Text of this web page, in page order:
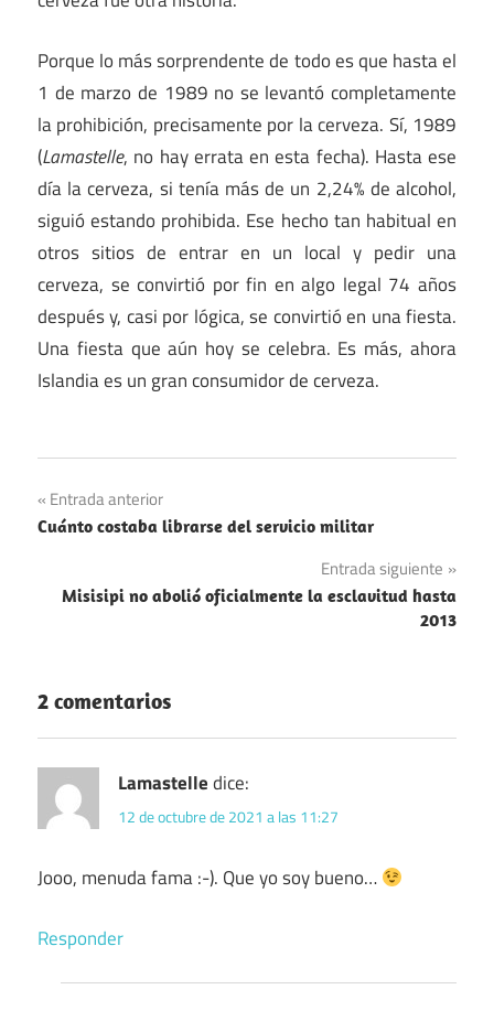
Porque lo más sorprendente de todo es que hasta el
1 de marzo de 1989 no se levantó completamente
la prohibición, precisamente por la cerveza. Sí, 1989
(Lamastelle, no hay errata en esta fecha). Hasta ese
día la cerveza, si tenía más de un 2,24% de alcohol,
siguió estando prohibida. Ese hecho tan habitual en
otros sitios de entrar en un local y pedir una
cerveza, se convirtió por fin en algo legal 74 años
después y, casi por lógica, se convirtió en una fiesta.
Una fiesta que aún hoy se celebra. Es más, ahora
Islandia es un gran consumidor de cerveza.
España
Navegación
de
entradas
Entrada anterior
Cuánto costaba librarse del servicio militar
Entrada siguiente
Misisipi no abolió oficialmente la esclavitud hasta
2013
2 comentarios
Lamastelledice:
12 de octubre de 2021 a las 11:27
Jooo, menuda fama :-). Que yo soy bueno…
Responder